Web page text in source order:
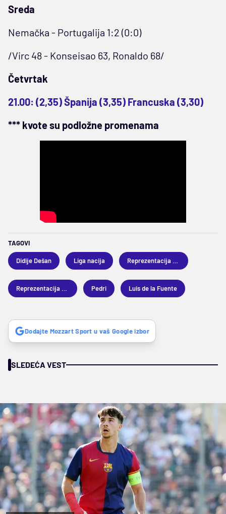
Sreda
Nemačka - Portugalija 1:2 (0:0)
/Virc 48 - Konseisao 63, Ronaldo 68/
Četvrtak
21.00: (2,35) Španija (3,35) Francuska (3,30)
*** kvote su podložne promenama
TAGOVI
Didije Dešan Liga nacija Reprezentacija Francuske
Reprezentacija Španije Pedri Luis de la Fuente
Dodajte Mozzart Sport u vaš Google izbor
SLEDEĆA VEST